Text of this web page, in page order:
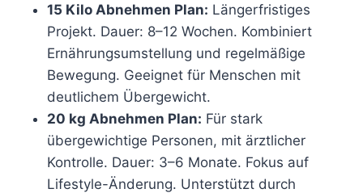
15 Kilo Abnehmen Plan: Längerfristiges
Projekt. Dauer: 8–12 Wochen. Kombiniert
Ernährungsumstellung und regelmäßige
Bewegung. Geeignet für Menschen mit
deutlichem Übergewicht.
20 kg Abnehmen Plan: Für stark
übergewichtige Personen, mit ärztlicher
Kontrolle. Dauer: 3–6 Monate. Fokus auf
Lifestyle-Änderung. Unterstützt durch